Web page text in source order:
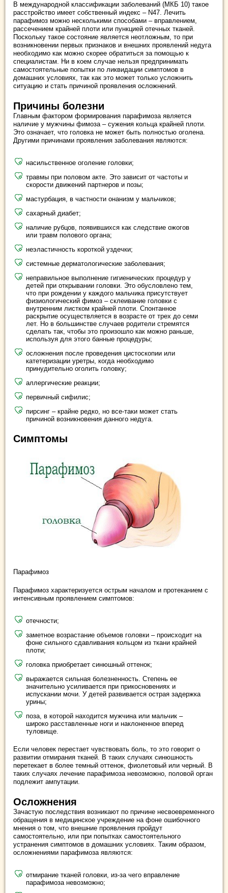
В международной классификации заболеваний (МКБ 10) такое
расстройство имеет собственный индекс – N47. Лечить
парафимоз можно несколькими способами – вправлением,
рассечением крайней плоти или пункцией отечных тканей.
Поскольку такое состояние является неотложным, то при
возникновении первых признаков и внешних проявлений недуга
необходимо как можно скорее обратиться за помощью к
специалистам. Ни в коем случае нельзя предпринимать
самостоятельные попытки по ликвидации симптомов в
домашних условиях, так как это может только усложнить
ситуацию и стать причиной проявления осложнений.
Причины болезни
Главным фактором формирования парафимоза является
наличие у мужчины фимоза – сужения кольца крайней плоти.
Это означает, что головка не может быть полностью оголена.
Другими причинами проявления заболевания являются:
насильственное оголение головки;
травмы при половом акте. Это зависит от частоты и
скорости движений партнеров и позы;
мастурбация, в частности онанизм у мальчиков;
сахарный диабет;
наличие рубцов, появившихся как следствие ожогов
или травм полового органа;
неэластичность короткой уздечки;
системные дерматологические заболевания;
неправильное выполнение гигиенических процедур у
детей при открывании головки. Это обусловлено тем,
что при рождении у каждого мальчика присутствует
физиологический фимоз – склеивание головки с
внутренним листком крайней плоти. Спонтанное
раскрытие осуществляется в возрасте от трех до семи
лет. Но в большинстве случаев родители стремятся
сделать так, чтобы это произошло как можно раньше,
используя для этого банные процедуры;
осложнения после проведения цистоскопии или
катетеризации уретры, когда необходимо
принудительно оголить головку;
аллергические реакции;
первичный сифилис;
пирсинг – крайне редко, но все-таки может стать
причиной возникновения данного недуга.
Симптомы
Парафимоз
Парафимоз характеризуется острым началом и протеканием с
интенсивным проявлением симптомов:
отечности;
заметное возрастание объемов головки – происходит на
фоне сильного сдавливания кольцом из ткани крайней
плоти;
головка приобретает синюшный оттенок;
выражается сильная болезненность. Степень ее
значительно усиливается при прикосновениях и
испускании мочи. У детей развивается острая задержка
урины;
поза, в которой находится мужчина или мальчик –
широко расставленные ноги и наклоненное вперед
туловище.
Если человек перестает чувствовать боль, то это говорит о
развитии отмирания тканей. В таких случаях синюшность
перетекает в более темный оттенок, фиолетовый или черный. В
таких случаях лечение парафимоза невозможно, половой орган
подлежит ампутации.
Осложнения
Зачастую последствия возникают по причине несвоевременного
обращения в медицинское учреждение на фоне ошибочного
мнения о том, что внешние проявления пройдут
самостоятельно, или при попытках самостоятельного
устранения симптомов в домашних условиях. Таким образом,
осложнениями парафимоза являются:
отмирание тканей головки, из-за чего вправление
парафимоза невозможно;